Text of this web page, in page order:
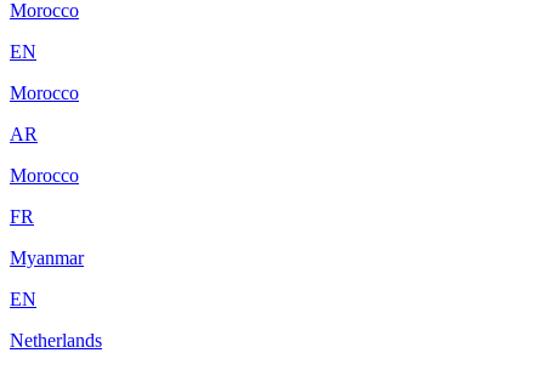
Morocco
EN
Morocco
AR
Morocco
FR
Myanmar
EN
Netherlands